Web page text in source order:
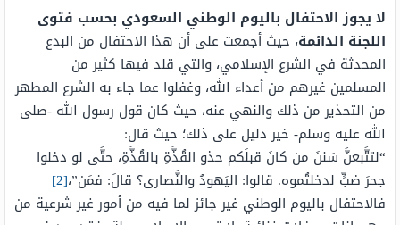
لا يجوز الاحتفال باليوم الوطني السعودي بحسب فتوى
اللجنة الدائمة، حيث أجمعت على أن هذا الاحتفال من البدع
المحدثة في الشرع الإسلامي، والتي قلد فيها كثير من
المسلمين غيرهم من أعداء الله، وغفلوا عما جاء به الشرع المطهر
من التحذير من ذلك والنهي عنه، حيث كان قول رسول الله -صلى
الله عليه وسلم- خير دليل على ذلك؛ حيث قال:
“لتتَّبعنَّ سَننَ من كانَ قبلَكم حذو القُذَّةِ بالقُذَّةِ، حتَّى لو دخلوا
جحرَ ضبٍّ لدخلتُموه. قالوا: اليَهودُ والنَّصارى؟ قالَ: فمَن”،[2]
فالاحتفال باليوم الوطني غير جائز لما فيه من أمور غير شرعية من